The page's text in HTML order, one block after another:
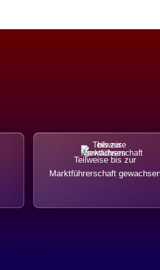
Teilweise bis zur
Marktführerschaft